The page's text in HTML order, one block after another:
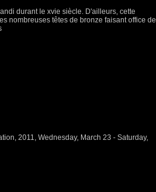
durant le xvie siècle. D'ailleurs, cette
nombreuses têtes de bronze faisant office de
2011, Wednesday, March 23 - Saturday,